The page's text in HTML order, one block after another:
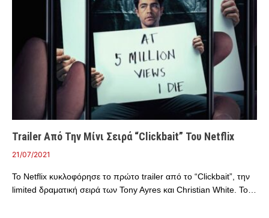
Trailer Από Την Μίνι Σειρά “Clickbait” Του Netflix
21/07/2021
Το Netflix κυκλοφόρησε το πρώτο trailer από το “Clickbait”, την
limited δραματική σειρά των Tony Ayres και Christian White. Το…